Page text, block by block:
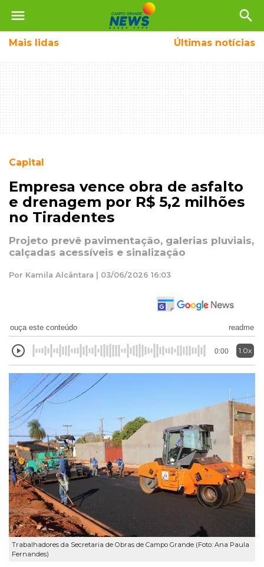
menu search
Mais lidas Últimas notícias
Capital
Empresa vence obra de asfalto
e drenagem por R$ 5,2 milhões
no Tiradentes
Projeto prevê pavimentação, galerias pluviais,
calçadas acessíveis e sinalização
Por Kamila Alcântara | 03/06/2026 16:03
ouça este conteúdo readme
0:00 1.0x
Trabalhadores da Secretaria de Obras de Campo Grande (Foto: Ana Paula
Fernandes)